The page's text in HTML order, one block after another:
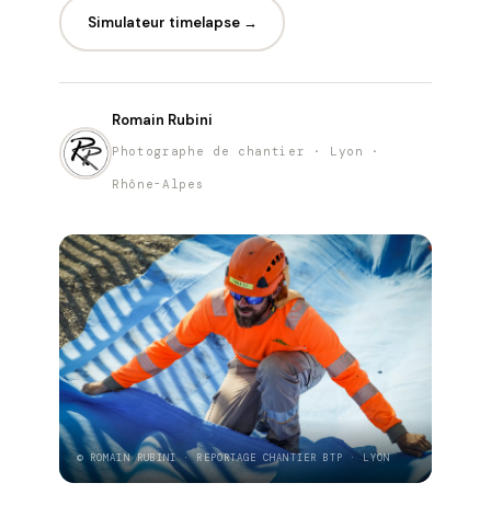
Simulateur timelapse →
Romain Rubini
Photographe de chantier · Lyon ·
Rhône-Alpes
© ROMAIN RUBINI · REPORTAGE CHANTIER BTP · LYON